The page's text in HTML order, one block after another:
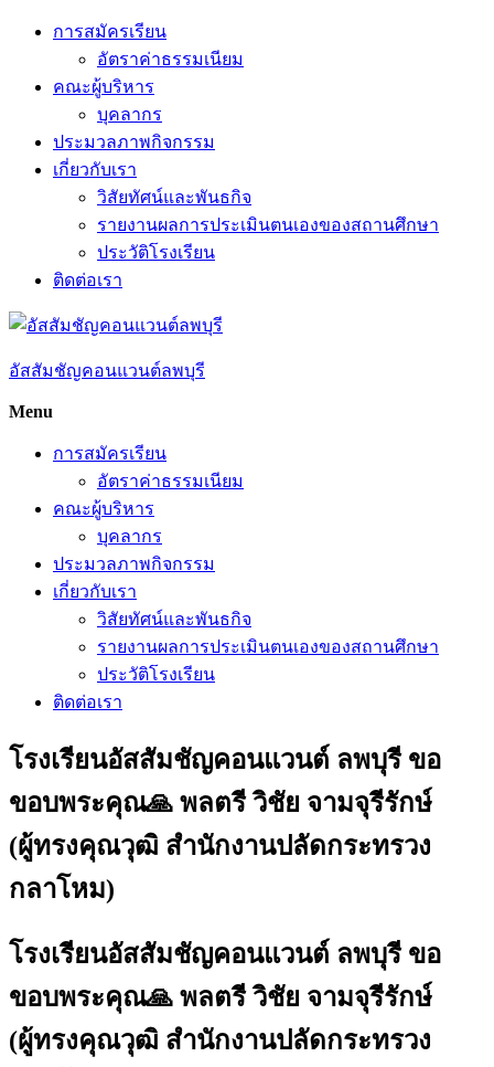
Skip
การสมัครเรียน
อัตราค่าธรรมเนียม
คณะผู้บริหาร
บุคลากร
ประมวลภาพกิจกรรม
เกี่ยวกับเรา
วิสัยทัศน์และพันธกิจ
รายงานผลการประเมินตนเองของสถานศึกษา
ประวัติโรงเรียน
ติดต่อเรา
อัสสัมชัญคอนแวนต์ลพบุรี
Menu
การสมัครเรียน
อัตราค่าธรรมเนียม
คณะผู้บริหาร
บุคลากร
ประมวลภาพกิจกรรม
เกี่ยวกับเรา
วิสัยทัศน์และพันธกิจ
รายงานผลการประเมินตนเองของสถานศึกษา
ประวัติโรงเรียน
ติดต่อเรา
โรงเรียนอัสสัมชัญคอนแวนต์ ลพบุรี ขอ
ขอบพระคุณ🙏 พลตรี วิชัย จามจุรีรักษ์
(ผู้ทรงคุณวุฒิ สำนักงานปลัดกระทรวง
กลาโหม)
โรงเรียนอัสสัมชัญคอนแวนต์ ลพบุรี ขอ
ขอบพระคุณ🙏 พลตรี วิชัย จามจุรีรักษ์
(ผู้ทรงคุณวุฒิ สำนักงานปลัดกระทรวง